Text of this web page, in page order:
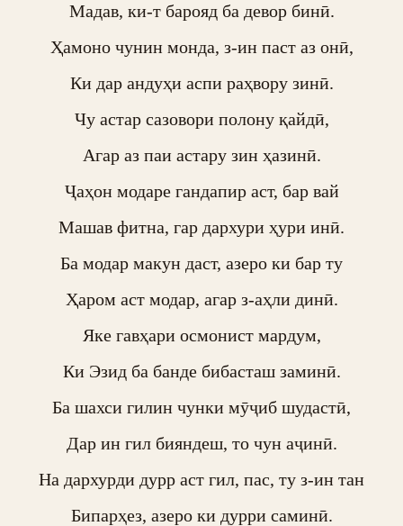
Мадав, ки-т барояд ба девор бинӣ.
Ҳамоно чунин монда, з-ин паст аз онӣ,
Ки дар андуҳи аспи раҳвору зинӣ.
Чу астар сазовори полону қайдӣ,
Агар аз паи астару зин ҳазинӣ.
Ҷаҳон модаре гандапир аст, бар вай
Машав фитна, гар дархури ҳури инӣ.
Ба модар макун даст, азеро ки бар ту
Ҳаром аст модар, агар з-аҳли динӣ.
Яке гавҳари осмонист мардум,
Ки Эзид ба банде бибасташ заминӣ.
Ба шахси гилин чунки мӯҷиб шудастӣ,
Дар ин гил бияндеш, то чун аҷинӣ.
На дархурди дурр аст гил, пас, ту з-ин тан
Бипарҳез, азеро ки дурри саминӣ.